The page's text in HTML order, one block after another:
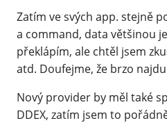
Zatím ve svých app. stejně
a command, data většinou
překlápím, ale chtěl jsem
atd. Doufejme, že brzo
Nový provider by měl také
DDEX, zatím jsem to